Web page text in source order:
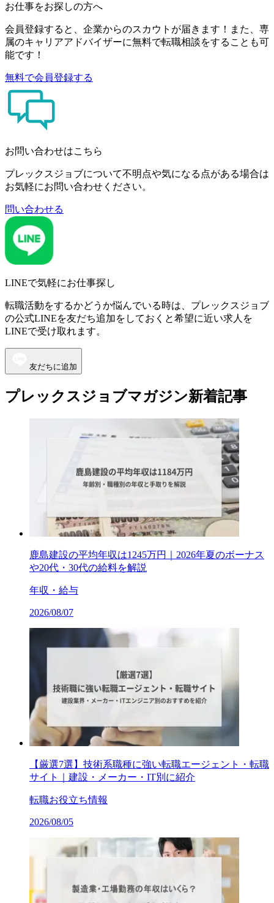
お仕事をお探しの方へ
会員登録すると、企業からのスカウトが届きます！また、専
属のキャリアアドバイザーに無料で転職相談をすることも可
能です！
無料で会員登録する
お問い合わせはこちら
プレックスジョブについて不明点や気になる点がある場合は
お気軽にお問い合わせください。
問い合わせる
LINEで気軽にお仕事探し
転職活動をするかどうか悩んでいる時は、プレックスジョブ
の公式LINEを友だち追加をしておくと希望に近い求人を
LINEで受け取れます。
友だちに追加
プレックスジョブマガジン新着記事
鹿島建設の平均年収は1245万円｜2026年夏のボーナス
や20代・30代の給料を解説
年収・給与
2026/08/07
【厳選7選】技術系職種に強い転職エージェント・転職
サイト｜建設・メーカー・IT別に紹介
転職お役立ち情報
2026/08/05